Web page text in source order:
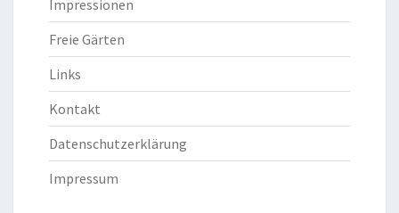
Impressionen
Freie Gärten
Links
Kontakt
Datenschutzerklärung
Impressum